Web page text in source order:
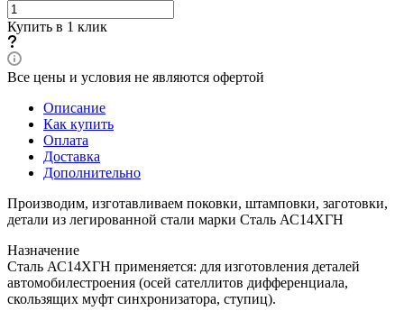
Купить в 1 клик
Все цены и условия не являются офертой
Описание
Как купить
Оплата
Доставка
Дополнительно
Производим, изготавливаем поковки, штамповки, заготовки,
детали из легированной стали марки Сталь АС14ХГН
Назначение
Сталь АС14ХГН применяется: для изготовления деталей
автомобилестроения (осей сателлитов дифференциала,
скользящих муфт синхронизатора, ступиц).